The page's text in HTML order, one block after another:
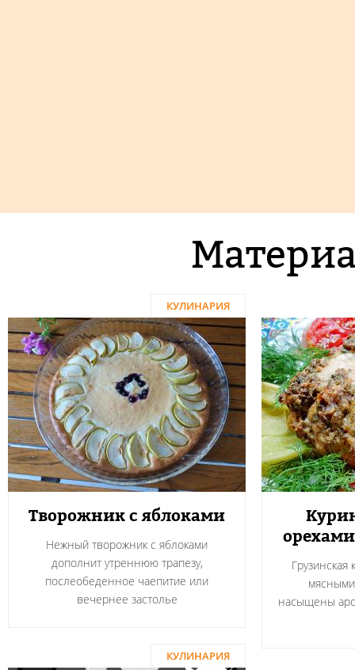
КУЛИНАРИЯ
Творожник с яблоками
Нежный творожник с яблоками
дополнит утреннюю трапезу,
послеобеденное чаепитие или
вечернее застолье
Грузинская
насыщены
КУЛИНАРИЯ